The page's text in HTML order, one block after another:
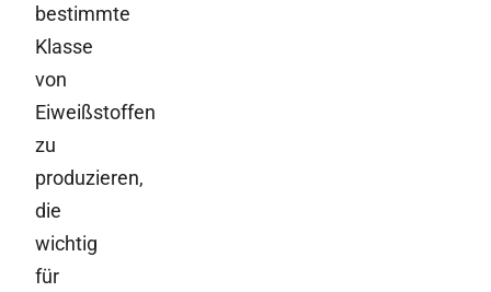
bestimmte
Klasse
von
Eiweißstoffen
zu
produzieren,
die
wichtig
für